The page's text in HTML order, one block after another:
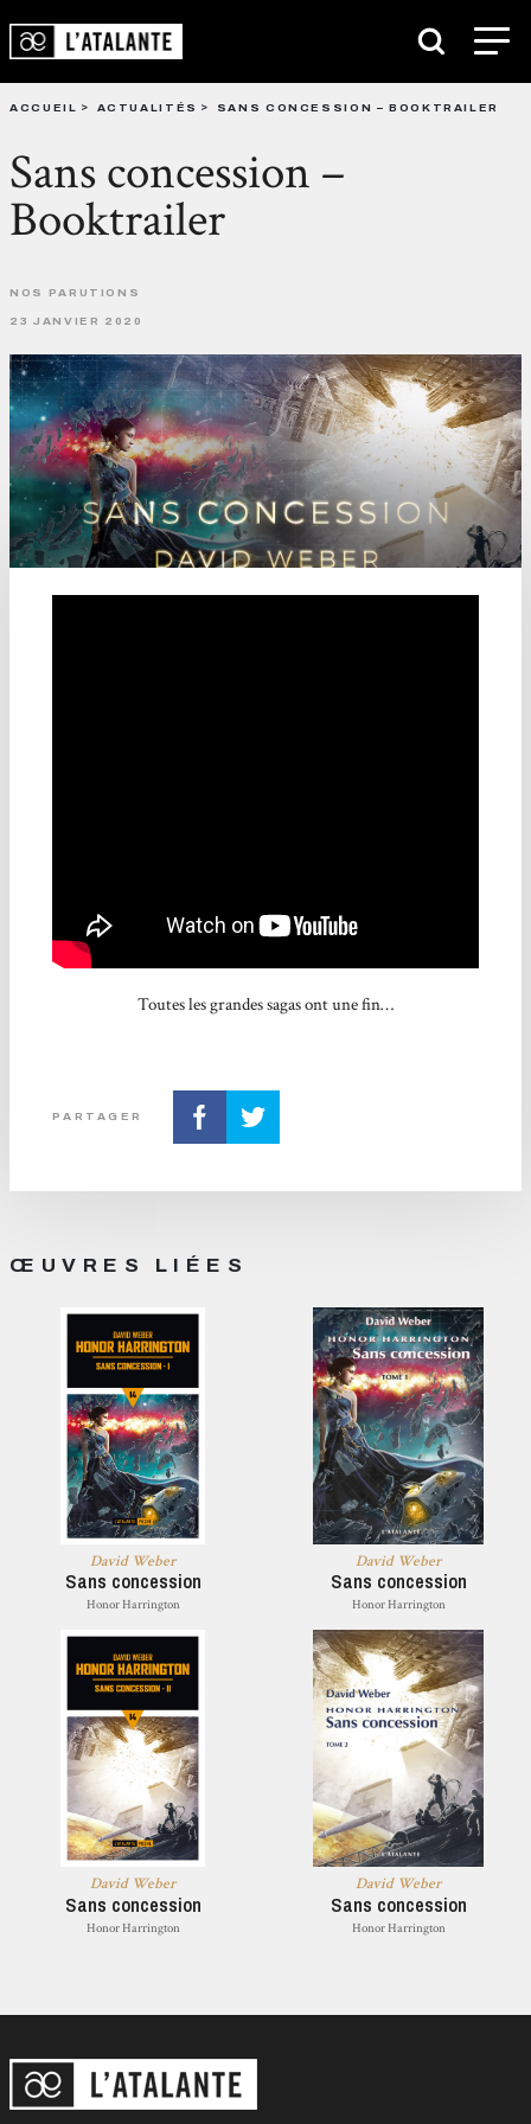
ACCUEIL ACTUALITÉS SANS CONCESSION – BOOKTRAILER
Sans concession –
Booktrailer
NOS PARUTIONS
23 JANVIER 2020
Toutes les grandes sagas ont une fin…
PARTAGER
ŒUVRES LIÉES
David Weber
Sans concession
Honor Harrington
David Weber
Sans concession
Honor Harrington
David Weber
Sans concession
Honor Harrington
David Weber
Sans concession
Honor Harrington